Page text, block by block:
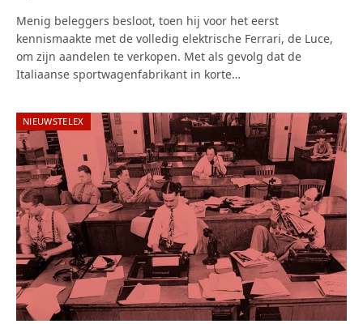
Menig beleggers besloot, toen hij voor het eerst
kennismaakte met de volledig elektrische Ferrari, de Luce,
om zijn aandelen te verkopen. Met als gevolg dat de
Italiaanse sportwagenfabrikant in korte…
NIEUWSTELEX